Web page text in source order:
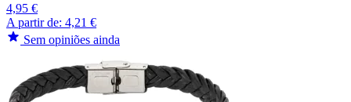
4,95 €
A partir de: 4,21 €
Sem opiniões ainda